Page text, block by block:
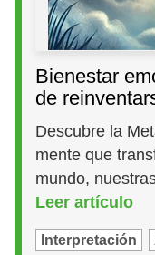
Bienestar
de
Descubre la
mente que
mundo,
Leer artículo
Interpretación